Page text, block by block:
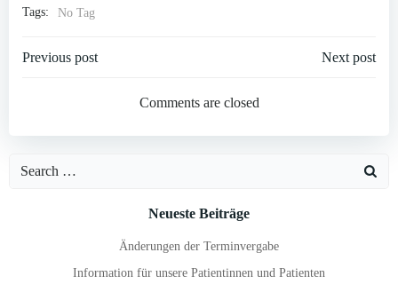
Tags:
No Tag
Post
navigation
Previous post
navigation
Next post
Comments are closed
Search
Neueste Beiträge
Änderungen der Terminvergabe
Information für unsere Patientinnen und Patienten